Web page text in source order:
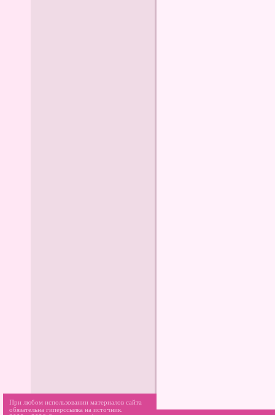
При любом использовании материалов сайта
обязательна гиперссылка на источник.